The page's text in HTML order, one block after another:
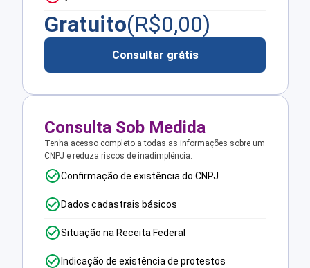
Gratuito(R$0,00)
Consultar grátis
Consulta Sob Medida
Tenha acesso completo a todas as informações sobre um
CNPJ e reduza riscos de inadimplência.
Confirmação de existência do CNPJ
Dados cadastrais básicos
Situação na Receita Federal
Indicação de existência de protestos